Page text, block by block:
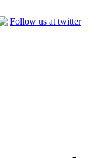
Follow us at twitter